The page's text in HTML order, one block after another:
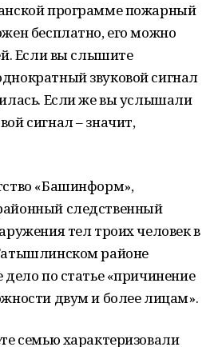
программе пожарный
бесплатно, его можно
Если вы слышите
звуковой сигнал
Если же вы услышали
сигнал – значит,
«Башинформ»,
следственный
тел троих человек в
районе
дело по статье «причинение
двум и более лицам».
семью характеризовали